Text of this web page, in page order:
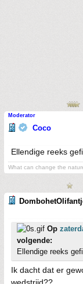
Moderator
Coco
Ellendige reeks
What can change the
Op
volgende:
Ellendige reeks
Ik dacht dat er